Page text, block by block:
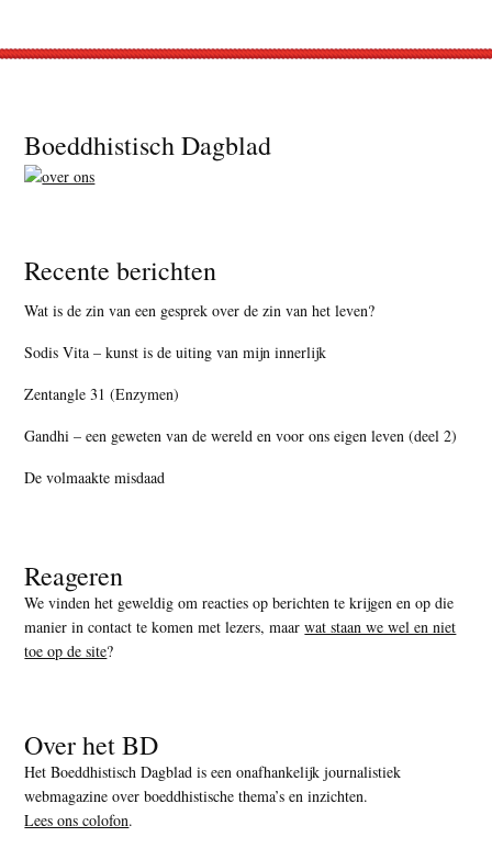
Footer
Boeddhistisch Dagblad
Recente berichten
Wat is de zin van een gesprek over de zin van het leven?
Sodis Vita – kunst is de uiting van mijn innerlijk
Zentangle 31 (Enzymen)
Gandhi – een geweten van de wereld en voor ons eigen leven (deel 2)
De volmaakte misdaad
Reageren
We vinden het geweldig om reacties op berichten te krijgen en op die
manier in contact te komen met lezers, maarwat staan we wel en niet
toe op de site?
Over het BD
Het Boeddhistisch Dagblad is een onafhankelijk journalistiek
webmagazine over boeddhistische thema’s en inzichten.
Lees ons colofon.